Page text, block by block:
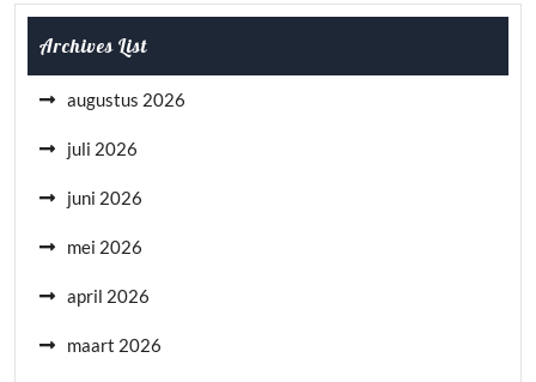
Archives List
augustus 2026
juli 2026
juni 2026
mei 2026
april 2026
maart 2026